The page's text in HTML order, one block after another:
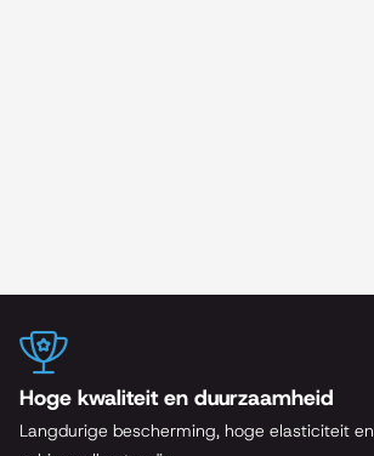
Hoge kwaliteit en duurzaamheid
Langdurige bescherming, hoge elasticiteit en